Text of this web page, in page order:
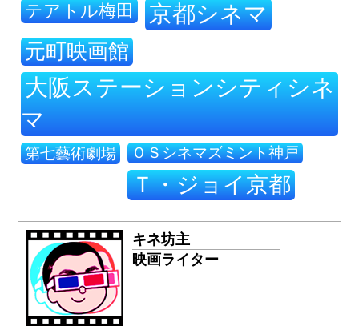
テアトル梅田 京都シネマ
元町映画館
大阪ステーションシティシネ
マ
第七藝術劇場 ＯＳシネマズミント神戸
Ｔ・ジョイ京都
キネ坊主
映画ライター